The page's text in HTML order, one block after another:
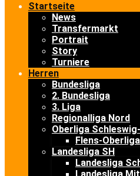
Startseite
News
Transfermarkt
Portrait
Story
Turniere
Herren
Bundesliga
2. Bundesliga
3. Liga
Regionalliga Nord
Oberliga
Flens-Oberliga
Landesliga SH
Landesliga